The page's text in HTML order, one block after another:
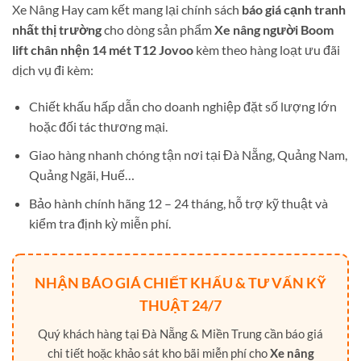
Xe Nâng Hay cam kết mang lại chính sách báo giá cạnh tranh
nhất thị trườngcho dòng sản phẩmXe nâng người Boom
lift chân nhện 14 mét T12 Jovoo kèm theo hàng loạt ưu đãi
dịch vụ đi kèm:
Chiết khấu hấp dẫn cho doanh nghiệp đặt số lượng lớn
hoặc đối tác thương mại.
Giao hàng nhanh chóng tận nơi tại Đà Nẵng, Quảng Nam,
Quảng Ngãi, Huế…
Bảo hành chính hãng 12 – 24 tháng, hỗ trợ kỹ thuật và
kiểm tra định kỳ miễn phí.
NHẬN BÁO GIÁ CHIẾT KHẤU & TƯ VẤN KỸ
THUẬT 24/7
Quý khách hàng tại Đà Nẵng & Miền Trung cần báo giá
chi tiết hoặc khảo sát kho bãi miễn phí choXe nâng